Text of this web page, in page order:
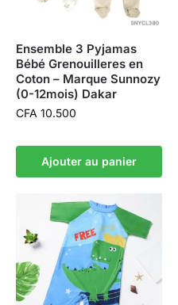
Ensemble 3 Pyjamas
Bébé Grenouilleres en
Coton – Marque Sunnozy
(0-12mois) Dakar
CFA 10.500
Ajouter au panier